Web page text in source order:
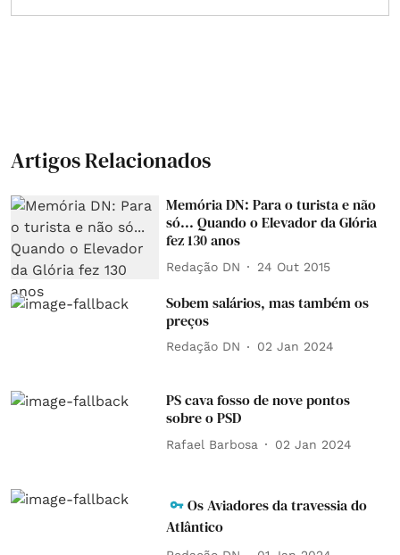
Artigos Relacionados
Memória DN: Para o turista e não
só... Quando o Elevador da Glória
fez 130 anos
Redação DN 24 Out 2015
Sobem salários, mas também os
preços
Redação DN 02 Jan 2024
PS cava fosso de nove pontos
sobre o PSD
Rafael Barbosa 02 Jan 2024
Os Aviadores da travessia do
Atlântico